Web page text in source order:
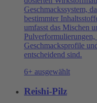
Geschmackssystem,
bestimmter
umfasst das Mischen
Geschmacksprofile
entscheidend sind.
6+ ausgewählt
Reishi-Pilz